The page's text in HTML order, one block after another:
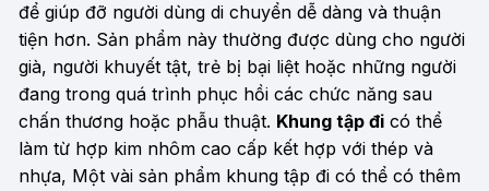
để giúp đỡ người dùng di chuyển dễ dàng và thuận
tiện hơn. Sản phẩm này thường được dùng cho người
già, người khuyết tật, trẻ bị bại liệt hoặc những người
đang trong quá trình phục hồi các chức năng sau
chấn thương hoặc phẫu thuật. Khung tập đi có thể
làm từ hợp kim nhôm cao cấp kết hợp với thép và
nhựa, Một vài sản phẩm khung tập đi có thể có thêm